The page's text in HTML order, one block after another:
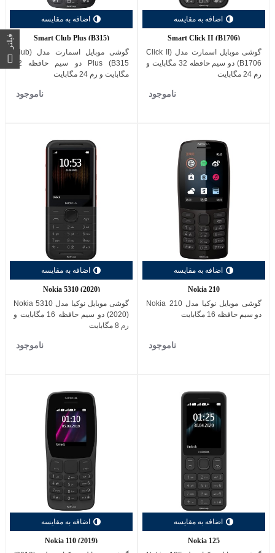
اضافه به مقایسه
Smart Click II (B1706)
گوشی موبایل اسمارت مدل (Click II
(B1706 دو سیم حافظه 32 مگابایت و
رم 24 مگابایت
ناموجود
اضافه به مقایسه
Smart Club Plus (B315)
گوشی موبایل اسمارت مدل (Club
Plus (B315 دو سیم حافظه 32
مگابایت و رم 24 مگابایت
ناموجود
اضافه به مقایسه
Nokia 210
گوشی موبایل نوکیا مدل Nokia 210
دو سیم حافظه 16 مگابایت
ناموجود
اضافه به مقایسه
Nokia 5310 (2020)
گوشی موبایل نوکیا مدل Nokia 5310
(2020) دو سیم حافظه 16 مگابایت و
رم 8 مگابایت
ناموجود
اضافه به مقایسه
Nokia 125
اضافه به مقایسه
Nokia 110 (2019)
فیلتر